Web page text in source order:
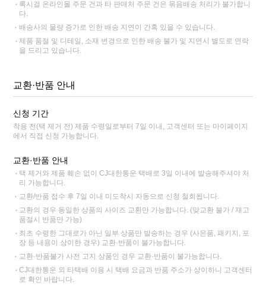
록시걸 온라인몰 주문 건과 타 판매처 주문 건은 묶음배송 처리가 불가합니
다.
배송사의 물량 증가로 인한 배송 지연이 간혹 있을 수 있습니다.
제품 품절 및 디테일, 소재 변경으로 인한 배송 불가 및 지연시 별도로 연락
을 드리고 있습니다.
교환·반품 안내
신청 기간
착용 전(택 제거 전) 제품 수령일로부터 7일 이내, 고객센터 또는 마이페이지
에서 직접 신청 가능합니다.
교환·반품 안내
택 제거와 제품 훼손 없이 CJ대한통운 택배로 3일 이내에 발송해주셔야 처
리 가능합니다.
교환/반품 접수 후 7일 이내 미도착시 자동으로 신청 철회됩니다.
교환의 경우 동일한 상품의 사이즈 교환만 가능합니다. (맞교환 불가 / 재고
품절시 반품만 가능)
최초 수령한 그대로가 아닌 일부 상품만 발송하는 경우 (사은품, 패키지, 포
장 등 내용이 상이한 경우) 교환·반품이 불가능합니다.
교환·반품불가 사전 고지 상품인 경우 교환·반품이 불가능합니다.
CJ대한통운 외 타택배 이용 시 택배 요금과 반품 주소가 상이하니 고객센터
로 확인 바랍니다.